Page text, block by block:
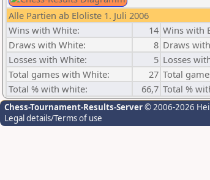
Alle Partien ab Eloliste 1. Juli 2006
Wins with White:
14 Wins with
Draws with White:
8 Draws
Losses with White:
5 Losses
Total games with White:
27 Total
Total % with white:
66,7 Total %
Chess-Tournament-Results-Server© 2006-2026
Legal details/Terms of use